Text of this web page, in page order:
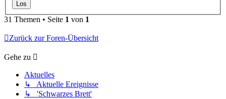
31 Themen • Seite 1 von 1
Zurück zur Foren-Übersicht
Gehe zu
Aktuelles
↳ Aktuelle Ereignisse
↳ 'Schwarzes Brett'